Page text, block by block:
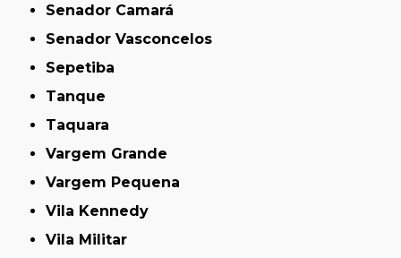
Senador Camará
Senador Vasconcelos
Sepetiba
Tanque
Taquara
Vargem Grande
Vargem Pequena
Vila Kennedy
Vila Militar